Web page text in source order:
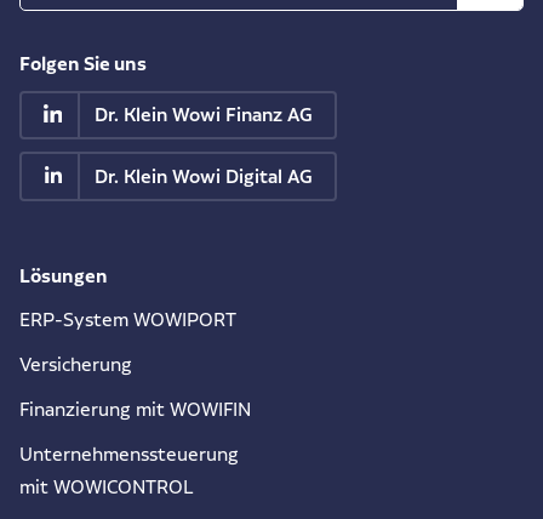
Folgen Sie uns
Dr. Klein Wowi Finanz AG
Dr. Klein Wowi Digital AG
Lösungen
ERP-System WOWIPORT
Versicherung
Finanzierung mit WOWIFIN
Unternehmenssteuerung
mit WOWICONTROL